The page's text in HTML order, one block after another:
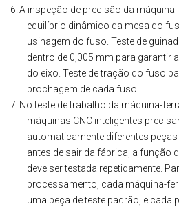
6. A inspeção de precisão da
equilíbrio dinâmico da mesa do
usinagem do fuso. Teste de
dentro de 0,005 mm para garantir
do eixo. Teste de tração do fuso
brochagem de cada fuso.
7. No teste de trabalho da máquina-
máquinas CNC inteligentes
automaticamente diferentes peças
antes de sair da fábrica, a função
deve ser testada repetidamente.
processamento, cada máquina-
uma peça de teste padrão, e cada